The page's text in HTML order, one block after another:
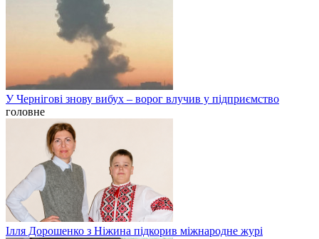
У Чернігові знову вибух – ворог влучив у підприємство
головне
Ілля Дорошенко з Ніжина підкорив міжнародне журі